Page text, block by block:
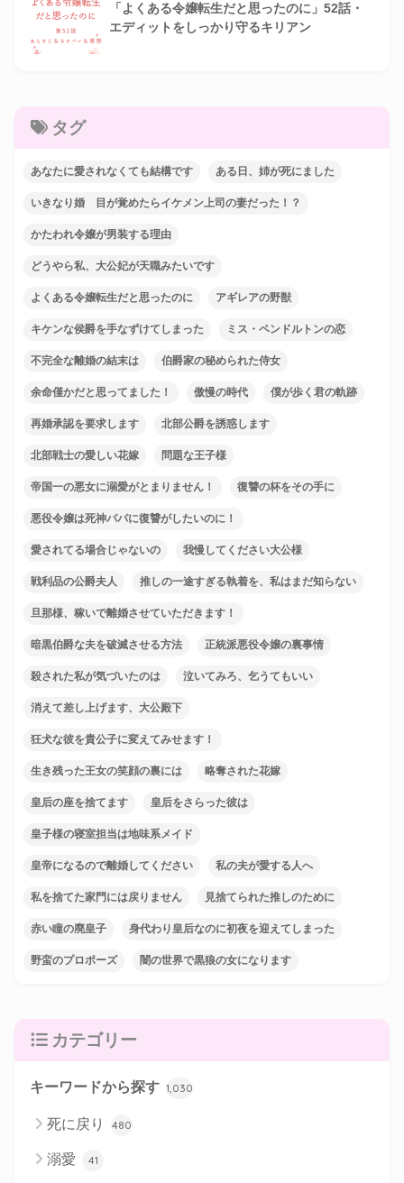
「よくある令嬢転生だと思ったのに」52話・
エディットをしっかり守るキリアン
タグ
あなたに愛されなくても結構です ある日、姉が死にました
いきなり婚 目が覚めたらイケメン上司の妻だった！？
かたわれ令嬢が男装する理由
どうやら私、大公妃が天職みたいです
よくある令嬢転生だと思ったのに アギレアの野獣
キケンな侯爵を手なずけてしまった ミス・ペンドルトンの恋
不完全な離婚の結末は 伯爵家の秘められた侍女
余命僅かだと思ってました！ 傲慢の時代 僕が歩く君の軌跡
再婚承認を要求します 北部公爵を誘惑します
北部戦士の愛しい花嫁 問題な王子様
帝国一の悪女に溺愛がとまりません！ 復讐の杯をその手に
悪役令嬢は死神パパに復讐がしたいのに！
愛されてる場合じゃないの 我慢してください大公様
戦利品の公爵夫人 推しの一途すぎる執着を、私はまだ知らない
旦那様、稼いで離婚させていただきます！
暗黒伯爵な夫を破滅させる方法 正統派悪役令嬢の裏事情
殺された私が気づいたのは 泣いてみろ、乞うてもいい
消えて差し上げます、大公殿下
狂犬な彼を貴公子に変えてみせます！
生き残った王女の笑顔の裏には 略奪された花嫁
皇后の座を捨てます 皇后をさらった彼は
皇子様の寝室担当は地味系メイド
皇帝になるので離婚してください 私の夫が愛する人へ
私を捨てた家門には戻りません 見捨てられた推しのために
赤い瞳の廃皇子 身代わり皇后なのに初夜を迎えてしまった
野蛮のプロポーズ 闇の世界で黒狼の女になります
カテゴリー
キーワードから探す 1,030
死に戻り 480
溺愛 41